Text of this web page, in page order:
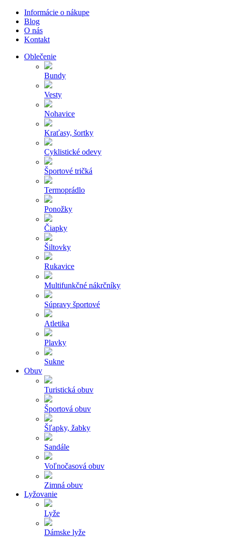
Informácie o nákupe
Blog
O nás
Kontakt
Oblečenie
Bundy
Vesty
Nohavice
Kraťasy, šortky
Cyklistické odevy
Športové tričká
Termoprádlo
Ponožky
Čiapky
Šiltovky
Rukavice
Multifunkčné nákrčníky
Súpravy športové
Atletika
Plavky
Sukne
Obuv
Turistická obuv
Športová obuv
Šľapky, žabky
Sandále
Voľnočasová obuv
Zimná obuv
Lyžovanie
Lyže
Dámske lyže